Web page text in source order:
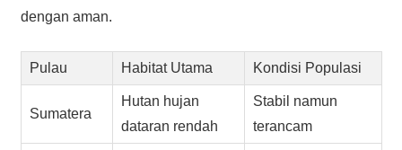
dengan aman.
Pulau Habitat Utama Kondisi Populasi
Sumatera
Hutan hujan
dataran rendah
Stabil namun
terancam